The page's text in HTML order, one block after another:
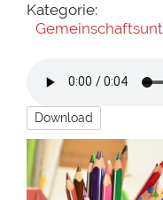
Kategorie:
Download